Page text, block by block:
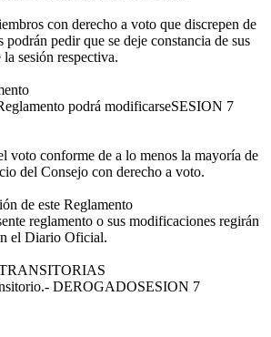
con derecho a voto que discrepen de
podrán pedir que se deje constancia de sus
sesión respectiva.
podrá modificarseSESION 7
voto conforme de a lo menos la mayoría de
del Consejo con derecho a voto.
de este Reglamento
reglamento o sus modificaciones regirán
el Diario Oficial.
DEROGADOSESION 7